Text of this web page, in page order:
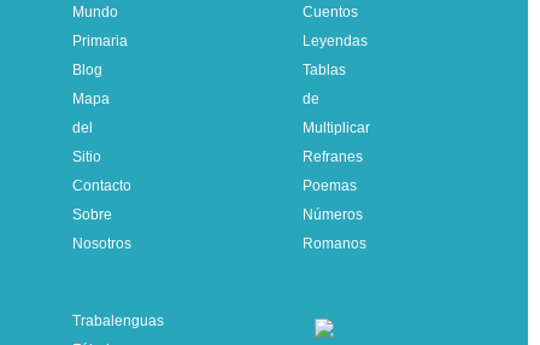
Mundo
Primaria
Blog
Mapa
del
Sitio
Contacto
Sobre
Nosotros
Cuentos
Leyendas
Tablas
de
Multiplicar
Refranes
Poemas
Números
Romanos
Trabalenguas